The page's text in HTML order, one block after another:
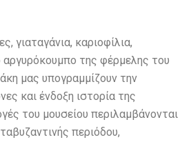
γιαταγάνια, καριοφίλια,
αργυρόκουμπο της φέρμελης του
μας υπογραμμίζουν την
και ένδοξη ιστορία της
του μουσείου περιλαμβάνονται
περιόδου,